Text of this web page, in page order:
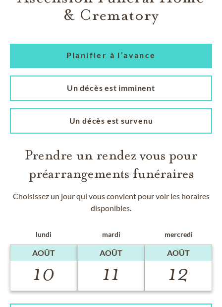
& Crematory
Planifier à l’avance
Un décès est imminent
Un décès est survenu
Prendre un rendez vous pour
préarrangements funéraires
Choisissez un jour qui vous convient pour voir les horaires
disponibles.
lundi
AOÛT
10
mardi
AOÛT
11
mercredi
AOÛT
12